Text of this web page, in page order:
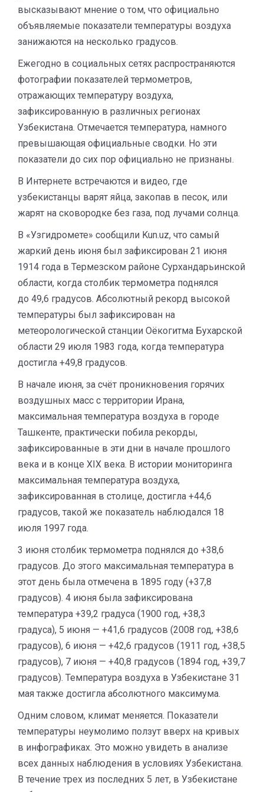
высказывают мнение о том, что официально
объявляемые показатели температуры воздуха
занижаются на несколько градусов.
Ежегодно в социальных сетях распространяются
фотографии показателей термометров,
отражающих температуру воздуха,
зафиксированную в различных регионах
Узбекистана. Отмечается температура, намного
превышающая официальные сводки. Но эти
показатели до сих пор официально не признаны.
В Интернете встречаются и видео, где
узбекистанцы варят яйца, закопав в песок, или
жарят на сковородке без газа, под лучами солнца.
В «Узгидромете» сообщили Kun.uz, что самый
жаркий день июня был зафиксирован 21 июня
1914 года в Термезском районе Сурхандарьинской
области, когда столбик термометра поднялся
до 49,6 градусов. Абсолютный рекорд высокой
температуры был зафиксирован на
метеорологической станции Оёкогитма Бухарской
области 29 июля 1983 года, когда температура
достигла +49,8 градусов.
В начале июня, за счёт проникновения горячих
воздушных масс с территории Ирана,
максимальная температура воздуха в городе
Ташкенте, практически побила рекорды,
зафиксированные в эти дни в начале прошлого
века и в конце XIX века. В истории мониторинга
максимальная температура воздуха,
зафиксированная в столице, достигла +44,6
градусов, такой же показатель наблюдался 18
июля 1997 года.
3 июня столбик термометра поднялся до +38,6
градусов. До этого максимальная температура в
этот день была отмечена в 1895 году (+37,8
градусов). 4 июня была зафиксирована
температура +39,2 градуса (1900 год, +38,3
градуса), 5 июня — +41,6 градусов (2008 год, +38,6
градусов), 6 июня — +42,6 градусов (1911 год, +38,5
градусов), 7 июня — +40,8 градусов (1894 год, +39,7
градусов). Температура воздуха в Узбекистане 31
мая также достигла абсолютного максимума.
Одним словом, климат меняется. Показатели
температуры неумолимо ползут вверх на кривых
в инфографиках. Это можно увидеть в анализе
всех данных наблюдения в условиях Узбекистана.
В течение трех из последних 5 лет, в Узбекистане